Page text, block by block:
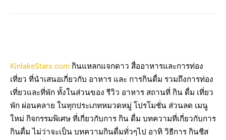
KinlakeStars.com กินแหลกแจกดาว สื่ออาหารและการท่อง
เที่ยว ที่นำเสนอเกี่ยวกับ อาหาร และ การกินดื่ม รวมถึงการท่อง
เที่ยวและที่พัก ทั้งในส่วนของ รีวิว อาหาร สถานที่ กิน ดื่ม เที่ยว
พัก ผ่อนคลาย ในทุกประเภทหมวดหมู่ โปรโมชั่น ส่วนลด เมนู
ใหม่ กิจกรรมพิเศษ ที่เกี่ยวกับการ กิน ดื่ม บทความที่เกี่ยวกับการ
กินดื่ม ไม่ว่าจะเป็น บทความกินดื่มทั่วๆไป อาทิ วิธีการ กินชีส